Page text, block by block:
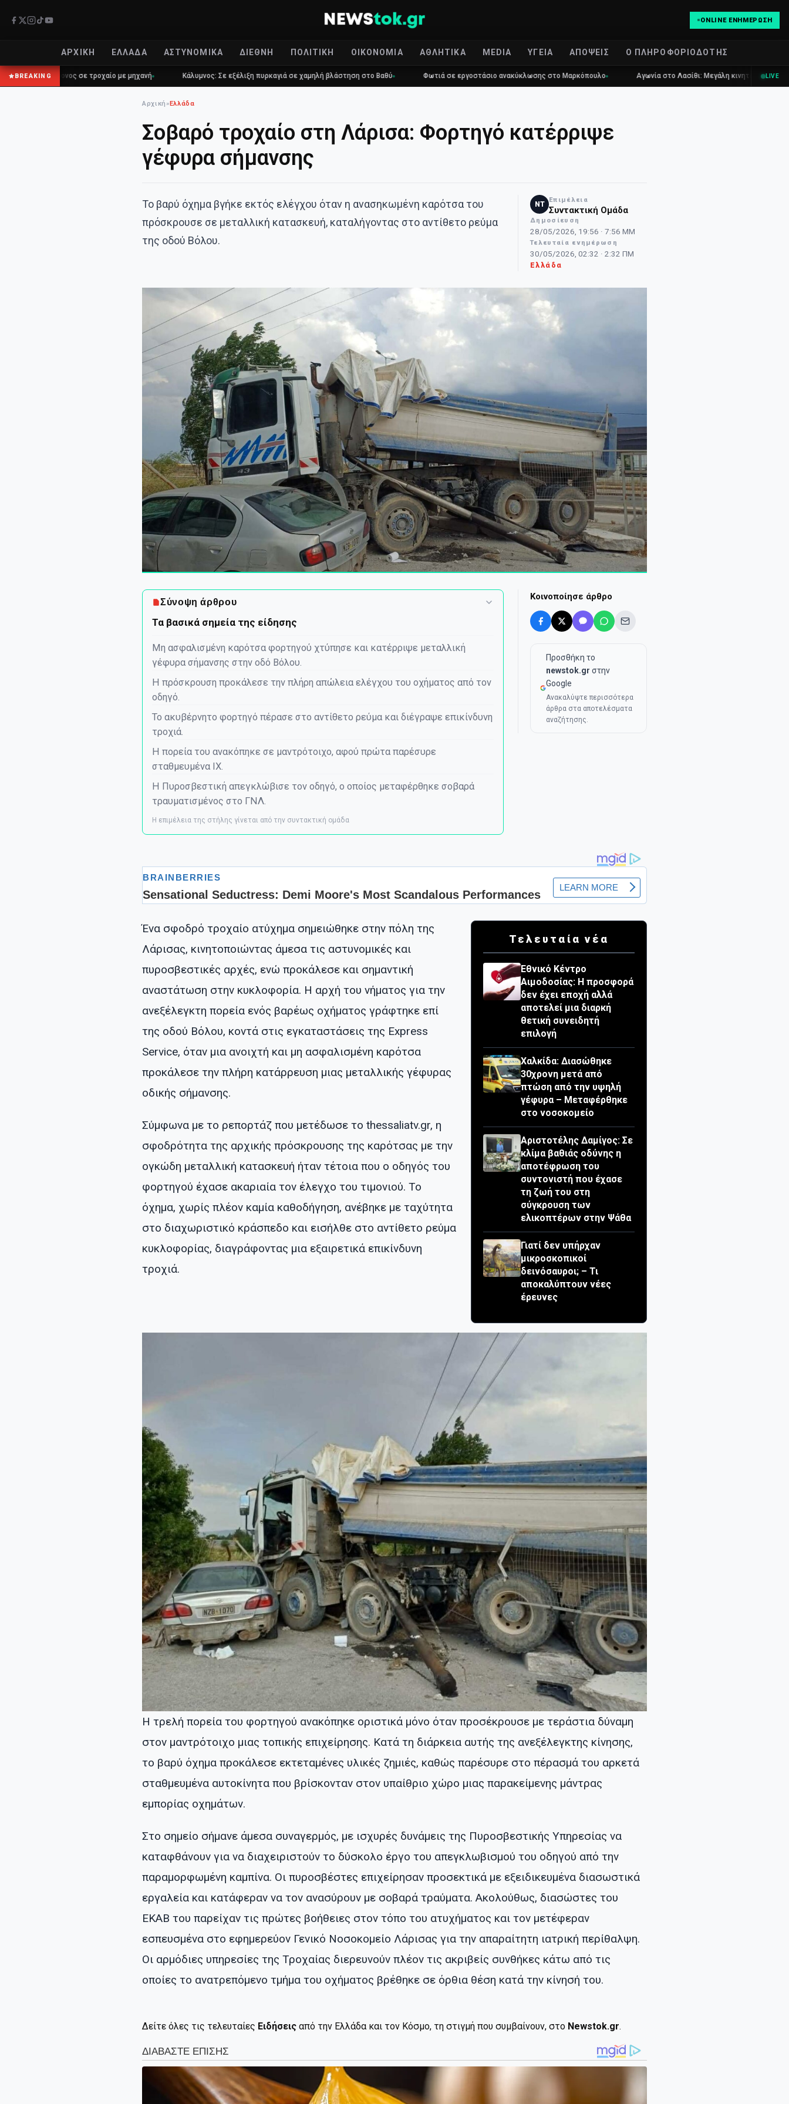
ONLINE ΕΝΗΜΈΡΩΣΗ
ΑΡΧΙΚΉ ΕΛΛΆΔΑ ΑΣΤΥΝΟΜΙΚΆ ΔΙΕΘΝΉ ΠΟΛΙΤΙΚΉ ΟΙΚΟΝΟΜΊΑ ΑΘΛΗΤΙΚΆ MEDIA ΥΓΕΊΑ ΑΠΌΨΕΙΣ Ο ΠΛΗΡΟΦΟΡΙΟΔΌΤΗΣ
BREAKING
42χρονος σε τροχαίο με μηχανή Κάλυμνος: Σε εξέλιξη πυρκαγιά σε χαμηλή βλάστηση στο Βαθύ Φωτιά σε εργοστάσιο ανακύκλωσης στο Μαρκόπουλο Αγωνία στο Λασίθι: Μεγάλη κινητοποίηση για τηLIVE
Αρχική »Ελλάδα
Σοβαρό τροχαίο στη Λάρισα: Φορτηγό κατέρριψε
γέφυρα σήμανσης
Το βαρύ όχημα βγήκε εκτός ελέγχου όταν η ανασηκωμένη καρότσα του
πρόσκρουσε σε μεταλλική κατασκευή, καταλήγοντας στο αντίθετο ρεύμα
της οδού Βόλου.
NT Επιμέλεια
Συντακτική Ομάδα
Δημοσίευση
28/05/2026, 19:56 · 7:56 ΜΜ
Τελευταία ενημέρωση
30/05/2026, 02:32 · 2:32 ΠΜ
Ελλάδα
Σύνοψη άρθρου
Τα βασικά σημεία της είδησης
Μη ασφαλισμένη καρότσα φορτηγού χτύπησε και κατέρριψε μεταλλική
γέφυρα σήμανσης στην οδό Βόλου.
Η πρόσκρουση προκάλεσε την πλήρη απώλεια ελέγχου του οχήματος από τον
οδηγό.
Το ακυβέρνητο φορτηγό πέρασε στο αντίθετο ρεύμα και διέγραψε επικίνδυνη
τροχιά.
Η πορεία του ανακόπηκε σε μαντρότοιχο, αφού πρώτα παρέσυρε
σταθμευμένα ΙΧ.
Η Πυροσβεστική απεγκλώβισε τον οδηγό, ο οποίος μεταφέρθηκε σοβαρά
τραυματισμένος στο ΓΝΛ.
Η επιμέλεια της στήλης γίνεται από την συντακτική ομάδα
Κοινοποίησε άρθρο
Προσθήκη το
newstok.gr στην
Google
Ανακαλύψτε περισσότερα
άρθρα στα αποτελέσματα
αναζήτησης.
Τελευταία νέα
Εθνικό Κέντρο
Αιμοδοσίας: Η προσφορά
δεν έχει εποχή αλλά
αποτελεί μια διαρκή
θετική συνειδητή
επιλογή
Χαλκίδα: Διασώθηκε
30χρονη μετά από
πτώση από την υψηλή
γέφυρα – Μεταφέρθηκε
στο νοσοκομείο
Αριστοτέλης Δαμίγος: Σε
κλίμα βαθιάς οδύνης η
αποτέφρωση του
συντονιστή που έχασε
τη ζωή του στη
σύγκρουση των
ελικοπτέρων στην Ψάθα
Γιατί δεν υπήρχαν
μικροσκοπικοί
δεινόσαυροι; – Τι
αποκαλύπτουν νέες
έρευνες
Ένα σφοδρό τροχαίο ατύχημα σημειώθηκε στην πόλη της
Λάρισας, κινητοποιώντας άμεσα τις αστυνομικές και
πυροσβεστικές αρχές, ενώ προκάλεσε και σημαντική
αναστάτωση στην κυκλοφορία. Η αρχή του νήματος για την
ανεξέλεγκτη πορεία ενός βαρέως οχήματος γράφτηκε επί
της οδού Βόλου, κοντά στις εγκαταστάσεις της Express
Service, όταν μια ανοιχτή και μη ασφαλισμένη καρότσα
προκάλεσε την πλήρη κατάρρευση μιας μεταλλικής γέφυρας
οδικής σήμανσης.
Σύμφωνα με το ρεπορτάζ που μετέδωσε το thessaliatv.gr, η
σφοδρότητα της αρχικής πρόσκρουσης της καρότσας με την
ογκώδη μεταλλική κατασκευή ήταν τέτοια που ο οδηγός του
φορτηγού έχασε ακαριαία τον έλεγχο του τιμονιού. Το
όχημα, χωρίς πλέον καμία καθοδήγηση, ανέβηκε με ταχύτητα
στο διαχωριστικό κράσπεδο και εισήλθε στο αντίθετο ρεύμα
κυκλοφορίας, διαγράφοντας μια εξαιρετικά επικίνδυνη
τροχιά.
Η τρελή πορεία του φορτηγού ανακόπηκε οριστικά μόνο όταν προσέκρουσε με τεράστια δύναμη
στον μαντρότοιχο μιας τοπικής επιχείρησης. Κατά τη διάρκεια αυτής της ανεξέλεγκτης κίνησης,
το βαρύ όχημα προκάλεσε εκτεταμένες υλικές ζημιές, καθώς παρέσυρε στο πέρασμά του αρκετά
σταθμευμένα αυτοκίνητα που βρίσκονταν στον υπαίθριο χώρο μιας παρακείμενης μάντρας
εμπορίας οχημάτων.
Στο σημείο σήμανε άμεσα συναγερμός, με ισχυρές δυνάμεις της Πυροσβεστικής Υπηρεσίας να
καταφθάνουν για να διαχειριστούν το δύσκολο έργο του απεγκλωβισμού του οδηγού από την
παραμορφωμένη καμπίνα. Οι πυροσβέστες επιχείρησαν προσεκτικά με εξειδικευμένα διασωστικά
εργαλεία και κατάφεραν να τον ανασύρουν με σοβαρά τραύματα. Ακολούθως, διασώστες του
ΕΚΑΒ του παρείχαν τις πρώτες βοήθειες στον τόπο του ατυχήματος και τον μετέφεραν
εσπευσμένα στο εφημερεύον Γενικό Νοσοκομείο Λάρισας για την απαραίτητη ιατρική περίθαλψη.
Οι αρμόδιες υπηρεσίες της Τροχαίας διερευνούν πλέον τις ακριβείς συνθήκες κάτω από τις
οποίες το ανατρεπόμενο τμήμα του οχήματος βρέθηκε σε όρθια θέση κατά την κίνησή του.
Δείτε όλες τις τελευταίες Ειδήσεις από την Ελλάδα και τον Κόσμο, τη στιγμή που συμβαίνουν, στο Newstok.gr.